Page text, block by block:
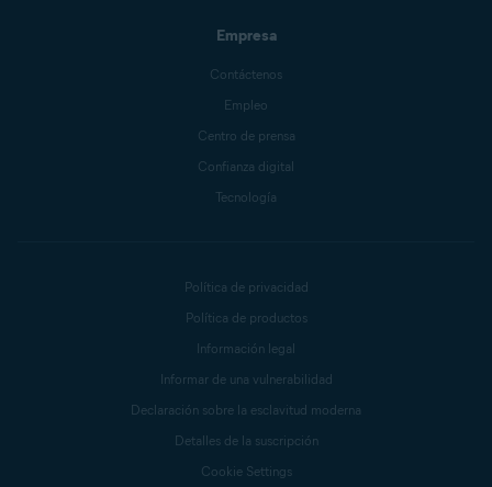
Empresa
Contáctenos
Empleo
Centro de prensa
Confianza digital
Tecnología
Política de privacidad
Política de productos
Información legal
Informar de una vulnerabilidad
Declaración sobre la esclavitud moderna
Detalles de la suscripción
Cookie Settings